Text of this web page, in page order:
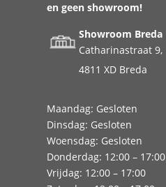
en geen showroom!
Showroom Breda
Catharinastraat 9,
4811 XD Breda
Maandag: Gesloten
Dinsdag: Gesloten
Woensdag: Gesloten
Donderdag: 12:00 – 17:00
Vrijdag: 12:00 – 17:00